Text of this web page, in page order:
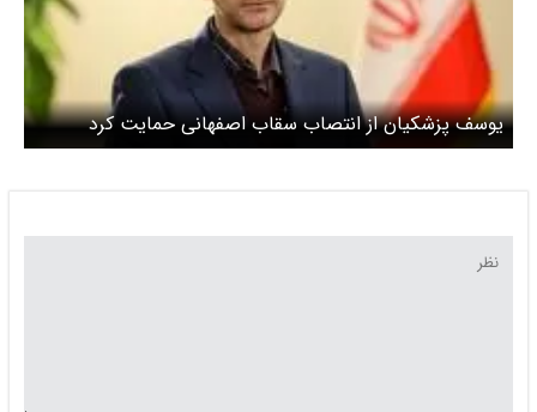
یوسف پزشکیان از انتصاب سقاب اصفهانی حمایت کرد